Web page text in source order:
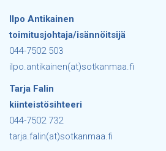
Ilpo Antikainen
toimitusjohtaja/isännöitsijä
044-7502 503
ilpo.antikainen(at)sotkanmaa.fi
Tarja Falin
kiinteistösihteeri
044-7502 732
tarja.falin(at)sotkanmaa.fi